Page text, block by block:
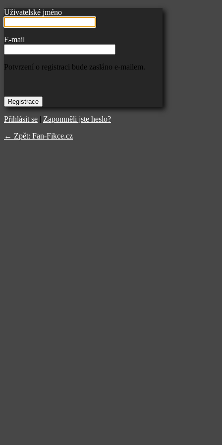
Uživatelské jméno
E-mail
Potvrzení o registraci bude zasláno e-mailem.
Přihlásit se | Zapomněli jste heslo?
← Zpět: Fan-Fikce.cz